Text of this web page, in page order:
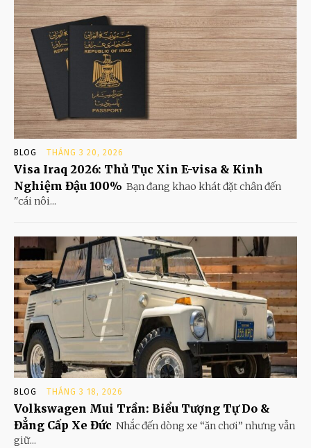
BLOG THÁNG 3 20, 2026
Visa Iraq 2026: Thủ Tục Xin E-visa & Kinh
Nghiệm Đậu 100% Bạn đang khao khát đặt chân đến
"cái nôi...
BLOG THÁNG 3 18, 2026
Volkswagen Mui Trần: Biểu Tượng Tự Do &
Đẳng Cấp Xe Đức Nhắc đến dòng xe “ăn chơi” nhưng vẫn
giữ...